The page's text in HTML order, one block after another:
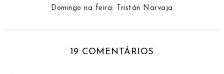
Domingo na feira: Tristán Narvaja
19 COMENTÁRIOS